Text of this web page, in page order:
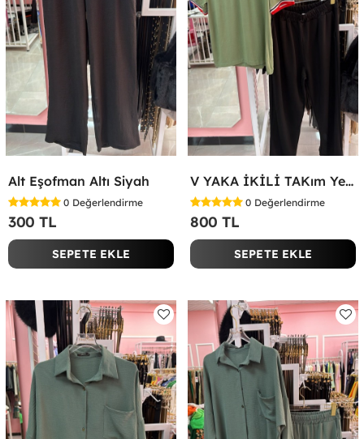
Alt Eşofman Altı Siyah
0 Değerlendirme
300 TL
SEPETE EKLE
V YAKA İKİLİ TAKım Yeşil
0 Değerlendirme
800 TL
SEPETE EKLE